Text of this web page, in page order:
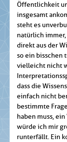
Öffentlichkeit
insgesamt
steht es
natürlich
direkt aus der
so ein bisschen
vielleicht nicht
dass die
einfach nicht
bestimmte
haben muss,
würde ich mir
runterfällt. Ein